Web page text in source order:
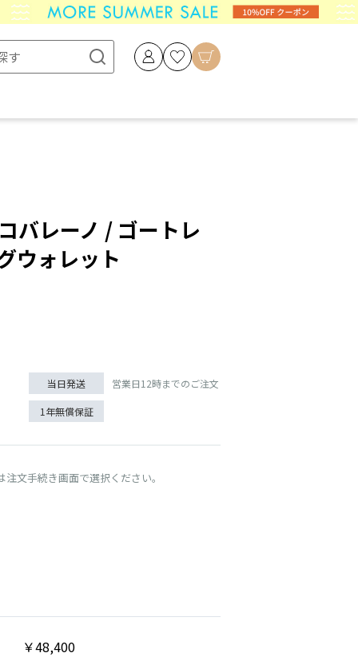
バレーノ / ゴートレ
ウォレット
当日発送 営業日12時までのご注文
1年無償保証
文手続き画面で選択ください。
￥48,400